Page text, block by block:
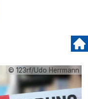
© 123rf/Udo Herrmann